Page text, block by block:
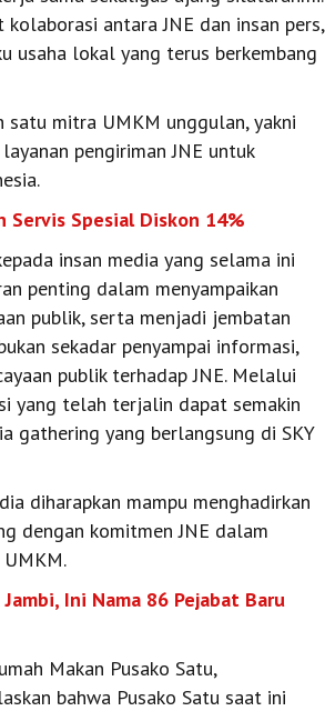
antara JNE dan insan pers,
usaha lokal yang terus berkembang
satu mitra UMKM unggulan, yakni
pengiriman JNE untuk
Servis Spesial Diskon 14%
insan media yang selama ini
penting dalam menyampaikan
publik, serta menjadi jembatan
sekadar penyampai informasi,
publik terhadap JNE. Melalui
yang telah terjalin dapat semakin
gathering yang berlangsung di SKY
diharapkan mampu menghadirkan
dengan komitmen JNE dalam
Ini Nama 86 Pejabat Baru
Makan Pusako Satu,
bahwa Pusako Satu saat ini